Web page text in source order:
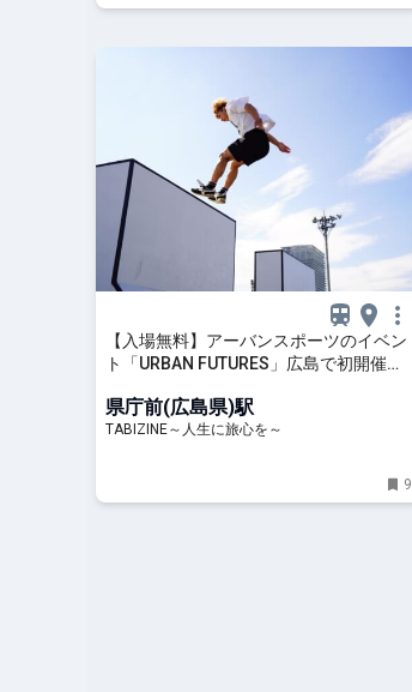
【入場無料】アーバンスポーツのイベン
ト「URBAN FUTURES」広島で初開催！
TABIZINE～人生に旅心を～
県庁前(広島県)駅
TABIZINE～人生に旅心を～
9